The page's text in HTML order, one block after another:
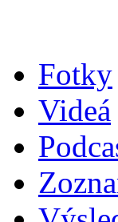
Fotky
Videá